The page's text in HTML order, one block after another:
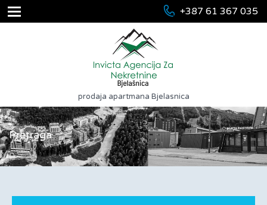
+387 61 367 035
prodaja apartmana Bjelasnica
Pretraga